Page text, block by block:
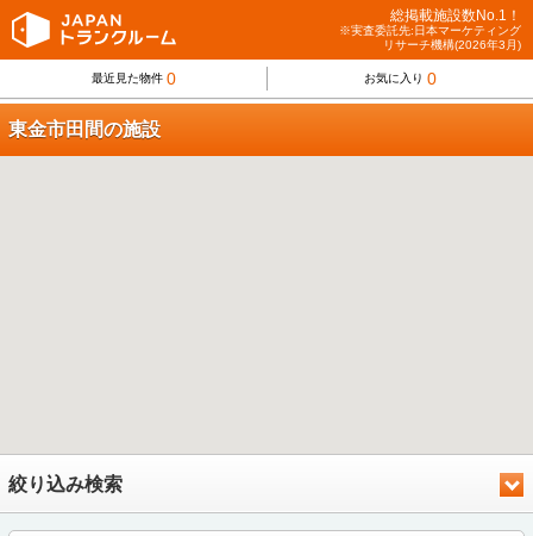
総掲載施設数No.1！
※実査委託先:日本マーケティング
リサーチ機構(2026年3月)
最近見た物件 0 お気に入り 0
東金市田間の施設
絞り込み検索